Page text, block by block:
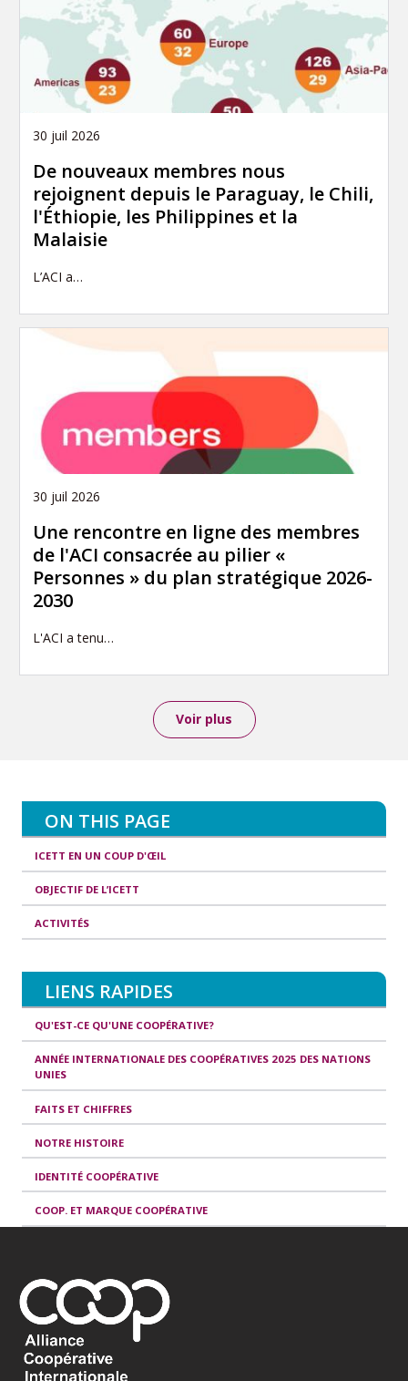
30 juil 2026
De nouveaux membres nous
rejoignent depuis le Paraguay, le Chili,
l'Éthiopie, les Philippines et la
Malaisie
L’ACI a…
30 juil 2026
Une rencontre en ligne des membres
de l'ACI consacrée au pilier «
Personnes » du plan stratégique 2026-
2030
L'ACI a tenu…
Voir plus
ON THIS PAGE
ICETT EN UN COUP D'ŒIL
OBJECTIF DE L’ICETT
ACTIVITÉS
LIENS RAPIDES
QU'EST-CE QU'UNE COOPÉRATIVE?
ANNÉE INTERNATIONALE DES COOPÉRATIVES 2025 DES NATIONS
UNIES
FAITS ET CHIFFRES
NOTRE HISTOIRE
IDENTITÉ COOPÉRATIVE
COOP. ET MARQUE COOPÉRATIVE